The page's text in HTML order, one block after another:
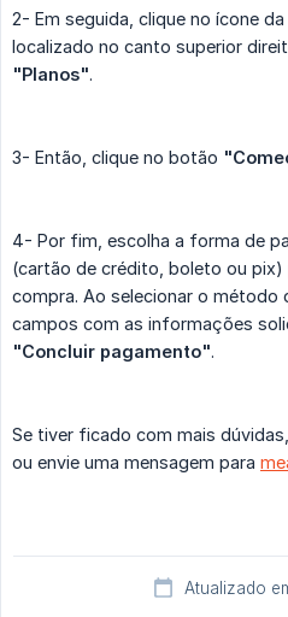
2- Em seguida, clique no ícone
localizado no canto superior
"Planos".
3- Então, clique no botão
4- Por fim, escolha a forma de
(cartão de crédito, boleto ou pix)
compra. Ao selecionar o método
campos com as informações
"Concluir pagamento".
Se tiver ficado com mais
ou envie uma mensagem para
Atualizado